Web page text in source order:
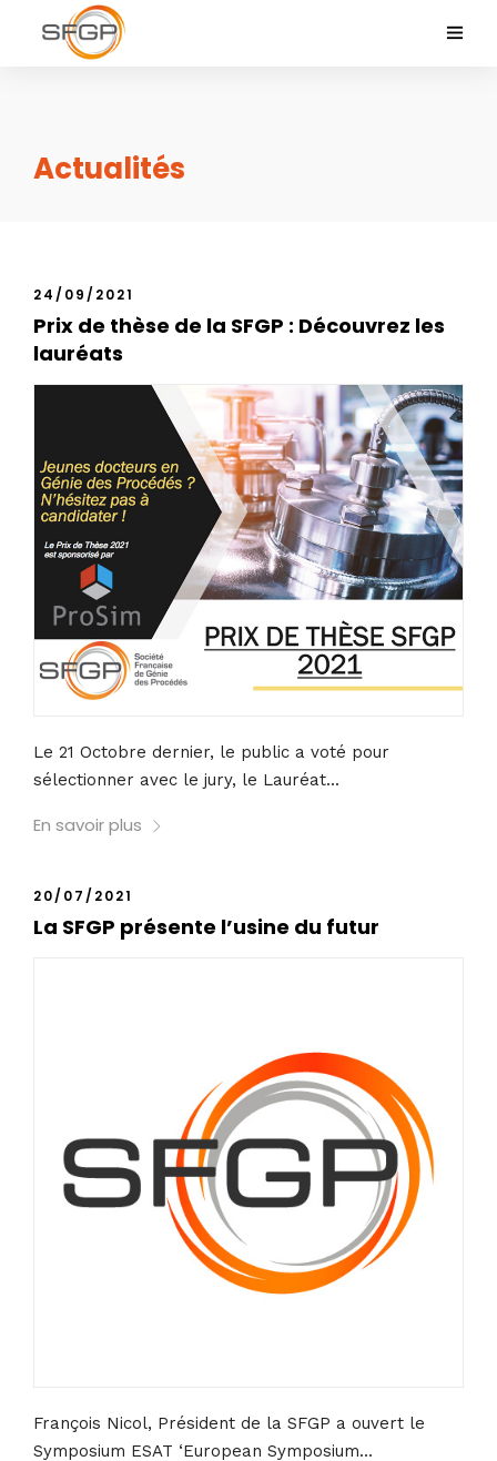
Actualités
24/09/2021
Prix de thèse de la SFGP : Découvrez les
lauréats
Le 21 Octobre dernier, le public a voté pour
sélectionner avec le jury, le Lauréat...
En savoir plus
20/07/2021
La SFGP présente l’usine du futur
François Nicol, Président de la SFGP a ouvert le
Symposium ESAT ‘European Symposium...